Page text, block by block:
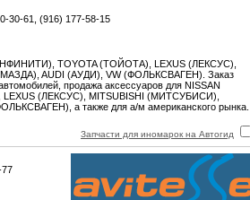
30-61, (916) 177-58-15
TOYOTA (ТОЙОТА), LEXUS (ЛЕКСУС),
AUDI (АУДИ), VW (ФОЛЬКСВАГЕН). Заказ
продажа аксессуаров для NISSAN
(ЛЕКСУС), MITSUBISHI (МИТСУБИСИ),
а также для а/м американского рынка.
Запчасти для иномарок на Автогид
77